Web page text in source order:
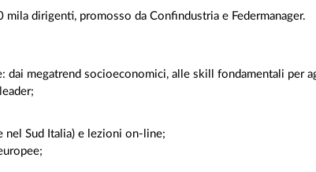
dirigenti, promosso da Confindustria e Federmanager.
dai megatrend socioeconomici, alle skill fondamentali per
nel Sud Italia) e lezioni on-line;